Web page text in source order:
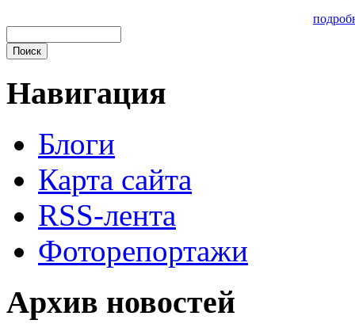
Навигация
Блоги
Карта сайта
RSS-лента
Фоторепортажи
Архив новостей